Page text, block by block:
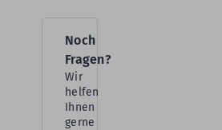
Noch
Fragen?
Wir
helfen
Ihnen
gerne